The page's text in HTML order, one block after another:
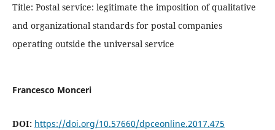
Title: Postal service: legitimate the imposition of qualitative
and organizational standards for postal companies
operating outside the universal service
Francesco Monceri
DOI: https://doi.org/10.57660/dpceonline.2017.475